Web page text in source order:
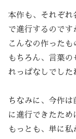
本作も、それぞれ
で進行するのです
こんなの作ったも
もちろん、言葉
れっぱなしでした
ちなみに、今作
に進行できたため
もっとも、単に